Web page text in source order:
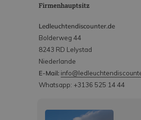
Firmenhauptsitz
Ledleuchtendiscounter.de
Bolderweg 44
8243 RD Lelystad
Niederlande
E-Mail:
Whatsapp: +3136 525 14 44